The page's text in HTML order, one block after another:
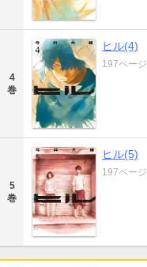
4
巻
ヒル(4)
197ページ
5
巻
ヒル(5)
197ページ